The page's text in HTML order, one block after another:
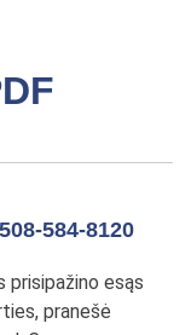
584-8120
prisipažino esąs
pranešė